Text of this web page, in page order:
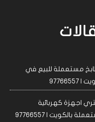
مستعملة للبيع في
97766557
اجهزة كهربائية
بالكويت | 97766557